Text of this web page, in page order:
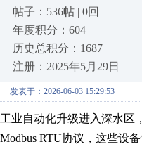
帖子：536帖 | 0回
年度积分：604
历史总积分：1687
注册：2025年5月29日
发表于：2026-06-03 15:29:53
工业自动化升级进入深水区
Modbus RTU协议，这些设